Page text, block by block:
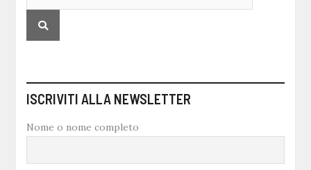
ISCRIVITI ALLA NEWSLETTER
Nome o nome completo